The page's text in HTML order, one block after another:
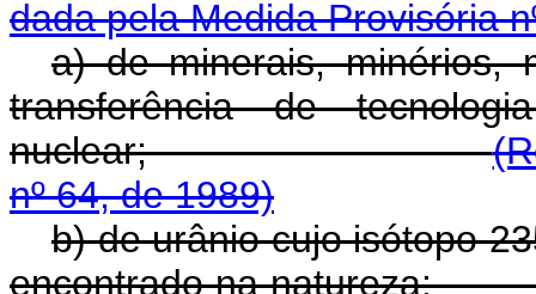
dada pela Medida Provisória
a) de minerais, minérios,
transferência de
nuclear;
nº 64, de 1989)
b) de urânio cujo isótopo
encontrado na